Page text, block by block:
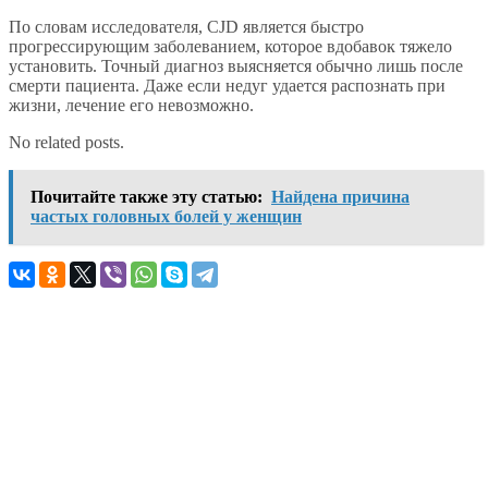
По словам исследователя, CJD является быстро
прогрессирующим заболеванием, которое вдобавок тяжело
установить. Точный диагноз выясняется обычно лишь после
смерти пациента. Даже если недуг удается распознать при
жизни, лечение его невозможно.
No related posts.
Почитайте также эту статью: Найдена причина
частых головных болей у женщин